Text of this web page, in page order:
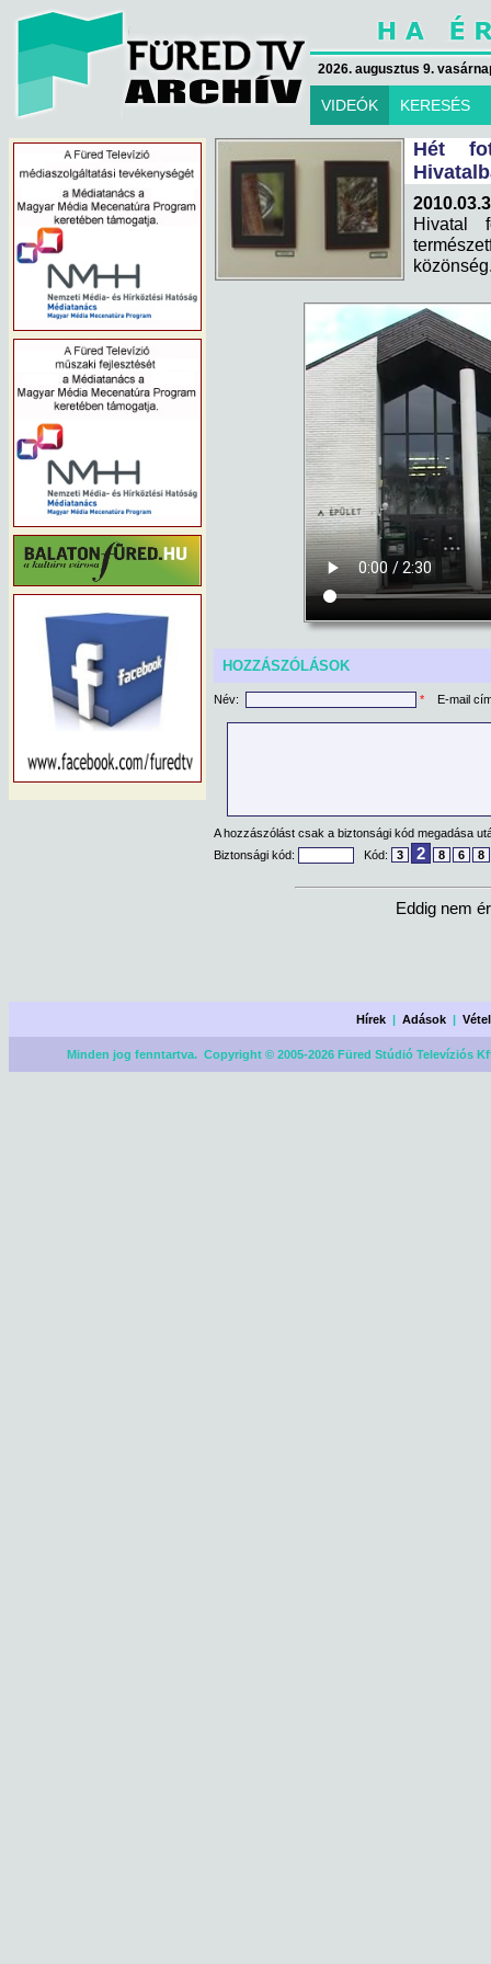
2026. augusztus 9.
VIDEÓK KERESÉS
Hét
Hivatal
HOZZÁSZÓLÁSOK
Név: * E-mail
A hozzászólást csak a biztonsági kód megadása
Biztonsági kód:
Kód: 3 2 8 6 8
Eddig nem
Hírek |Adások |
Minden jog fenntartva. Copyright © 2005-2026 Füred Stúdió Televíziós